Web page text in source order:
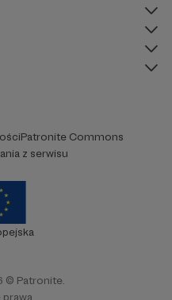
Patronite Commons
z serwisu
© Patronite.
prawa